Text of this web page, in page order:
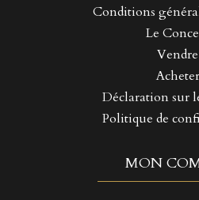
Conditions
Le
Vendre
Acheter
Déclaration sur
Politique de
MON